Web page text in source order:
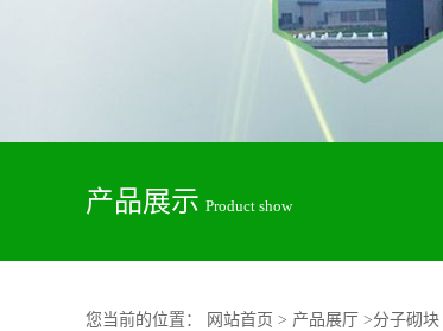
产品展示 Product show
您当前的位置： 网站首页 > 产品展厅 >分子砌块